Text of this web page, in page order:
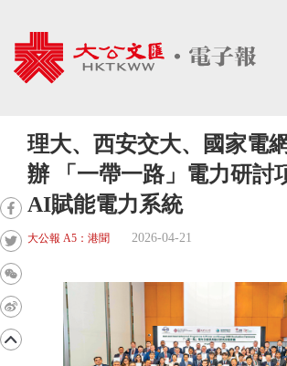
理大、西安交大、國家電
辦 「一帶一路」電力研討
AI賦能電力系統
大公報 A5：港聞 2026-04-21